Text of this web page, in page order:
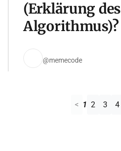
(Erklärung des
Algorithmus)?
@memecode
< 1 2 3 4